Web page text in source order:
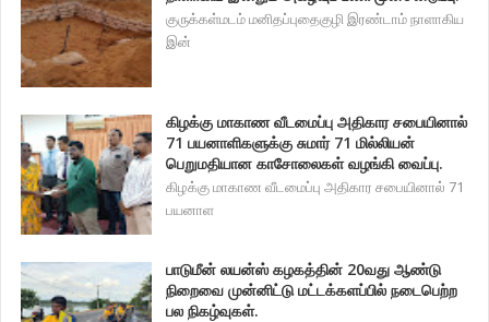
குருக்கள்மடம் மனிதப்புதைகுழி இரண்டாம் நாளாகிய
இன்
கிழக்கு மாகாண வீடமைப்பு அதிகார சபையினால்
71 பயனாளிகளுக்கு சுமார் 71 மில்லியன்
பெறுமதியான காசோலைகள் வழங்கி வைப்பு.
கிழக்கு மாகாண வீடமைப்பு அதிகார சபையினால் 71
பயனாள
பாடுமீன் லயன்ஸ் கழகத்தின் 20வது ஆண்டு
நிறைவை முன்னிட்டு மட்டக்களப்பில் நடைபெற்ற
பல நிகழ்வுகள்.